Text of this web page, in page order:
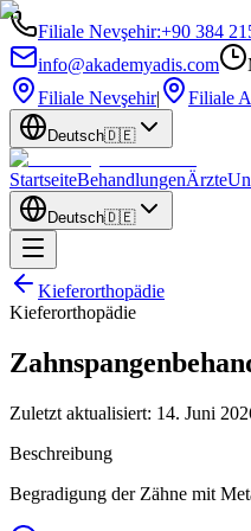
Filiale Nevşehir:+90 384
info@akademyadis.com
Filiale Nevşehir| Filiale
Deutsch🇩🇪
StartseiteBehandlungenÄrzte
Deutsch🇩🇪
Kieferorthopädie
Kieferorthopädie
Zuletzt aktualisiert: 14. Juni
Beschreibung
Begradigung der Zähne mit